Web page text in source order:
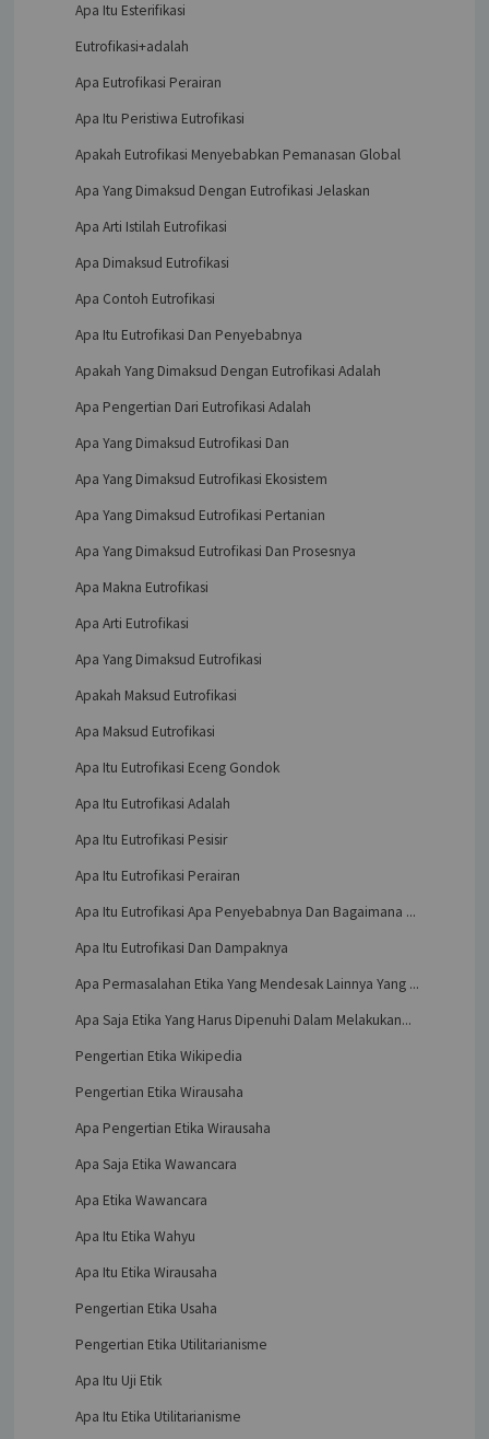
Apa Itu Esterifikasi
Eutrofikasi+adalah
Apa Eutrofikasi Perairan
Apa Itu Peristiwa Eutrofikasi
Apakah Eutrofikasi Menyebabkan Pemanasan Global
Apa Yang Dimaksud Dengan Eutrofikasi Jelaskan
Apa Arti Istilah Eutrofikasi
Apa Dimaksud Eutrofikasi
Apa Contoh Eutrofikasi
Apa Itu Eutrofikasi Dan Penyebabnya
Apakah Yang Dimaksud Dengan Eutrofikasi Adalah
Apa Pengertian Dari Eutrofikasi Adalah
Apa Yang Dimaksud Eutrofikasi Dan
Apa Yang Dimaksud Eutrofikasi Ekosistem
Apa Yang Dimaksud Eutrofikasi Pertanian
Apa Yang Dimaksud Eutrofikasi Dan Prosesnya
Apa Makna Eutrofikasi
Apa Arti Eutrofikasi
Apa Yang Dimaksud Eutrofikasi
Apakah Maksud Eutrofikasi
Apa Maksud Eutrofikasi
Apa Itu Eutrofikasi Eceng Gondok
Apa Itu Eutrofikasi Adalah
Apa Itu Eutrofikasi Pesisir
Apa Itu Eutrofikasi Perairan
Apa Itu Eutrofikasi Apa Penyebabnya Dan Bagaimana ...
Apa Itu Eutrofikasi Dan Dampaknya
Apa Permasalahan Etika Yang Mendesak Lainnya Yang ...
Apa Saja Etika Yang Harus Dipenuhi Dalam Melakukan...
Pengertian Etika Wikipedia
Pengertian Etika Wirausaha
Apa Pengertian Etika Wirausaha
Apa Saja Etika Wawancara
Apa Etika Wawancara
Apa Itu Etika Wahyu
Apa Itu Etika Wirausaha
Pengertian Etika Usaha
Pengertian Etika Utilitarianisme
Apa Itu Uji Etik
Apa Itu Etika Utilitarianisme